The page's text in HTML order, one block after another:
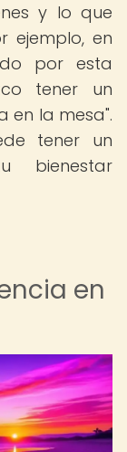
y lo que
ejemplo, en
por esta
tener un
en la mesa".
tener un
bienestar
en